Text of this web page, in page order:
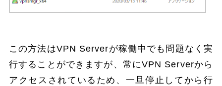
この方法はVPN Serverが稼働中でも問題なく実
行することができますが、常にVPN Serverから
アクセスされているため、一旦停止してから行